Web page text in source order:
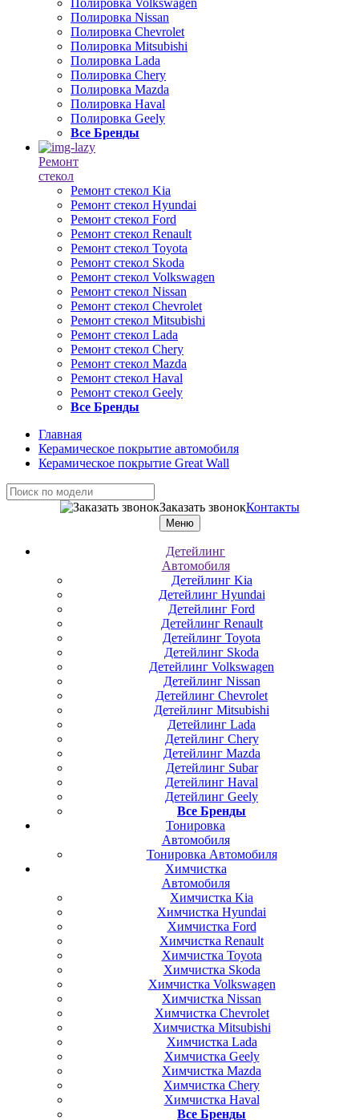
Полировка Volkswagen
Полировка Nissan
Полировка Chevrolet
Полировка Mitsubishi
Полировка Lada
Полировка Chery
Полировка Mazda
Полировка Haval
Полировка Geely
Все Бренды
Ремонт
стекол
Ремонт стекол Kia
Ремонт стекол Hyundai
Ремонт стекол Ford
Ремонт стекол Renault
Ремонт стекол Toyota
Ремонт стекол Skoda
Ремонт стекол Volkswagen
Ремонт стекол Nissan
Ремонт стекол Chevrolet
Ремонт стекол Mitsubishi
Ремонт стекол Lada
Ремонт стекол Chery
Ремонт стекол Mazda
Ремонт стекол Haval
Ремонт стекол Geely
Все Бренды
Главная
Керамическое покрытие автомобиля
Керамическое покрытие Great Wall
Заказать звонокКонтакты
Меню
Детейлинг
Автомобиля
Детейлинг Kia
Детейлинг Hyundai
Детейлинг Ford
Детейлинг Renault
Детейлинг Toyota
Детейлинг Skoda
Детейлинг Volkswagen
Детейлинг Nissan
Детейлинг Chevrolet
Детейлинг Mitsubishi
Детейлинг Lada
Детейлинг Chery
Детейлинг Mazda
Детейлинг Subar
Детейлинг Haval
Детейлинг Geely
Все Бренды
Тонировка
Автомобиля
Тонировка Автомобиля
Химчистка
Автомобиля
Химчистка Kia
Химчистка Hyundai
Химчистка Ford
Химчистка Renault
Химчистка Toyota
Химчистка Skoda
Химчистка Volkswagen
Химчистка Nissan
Химчистка Chevrolet
Химчистка Mitsubishi
Химчистка Lada
Химчистка Geely
Химчистка Mazda
Химчистка Chery
Химчистка Haval
Все Бренды